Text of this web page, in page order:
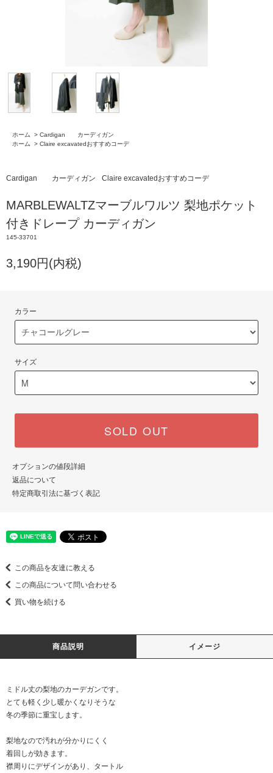
ホーム > Cardigan カーディガン
ホーム
> Claire excavatedおすすめコーデ
Cardigan カーディガン Claire excavatedおすすめコーデ
MARBLEWALTZマーブルワルツ 梨地ポケット
付きドレープ カーディガン
145-33701
3,190円(内税)
カラー
サイズ
SOLD OUT
オプションの値段詳細
返品について
特定商取引法に基づく表記
この商品を友達に教える
この商品について問い合わせる
買い物を続ける
商品説明 イメージ
ミドル丈の梨地のカーデガンです。
とても軽く少し暖かくなりそうな
冬の季節に重宝します。
梨地なので汚れが分かりにくく
着回しが効きます。
襟周りにデザインがあり、タートル